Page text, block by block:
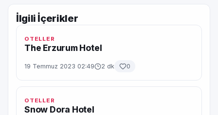
İlgili İçerikler
OTELLER
The Erzurum Hotel
19 Temmuz 2023 02:49 2 dk 0
OTELLER
Snow Dora Hotel